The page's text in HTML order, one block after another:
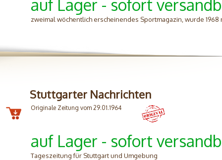
auf Lager - sofort
zweimal wöchentlich erscheinendes Sportmagazin, wurde
Stuttgarter Nachrichten
Originale Zeitung vom 29.01.1964
auf Lager - sofort
Tageszeitung für Stuttgart und Umgebung